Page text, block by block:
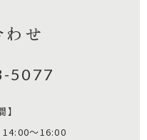
せ
5077
】
～16:00